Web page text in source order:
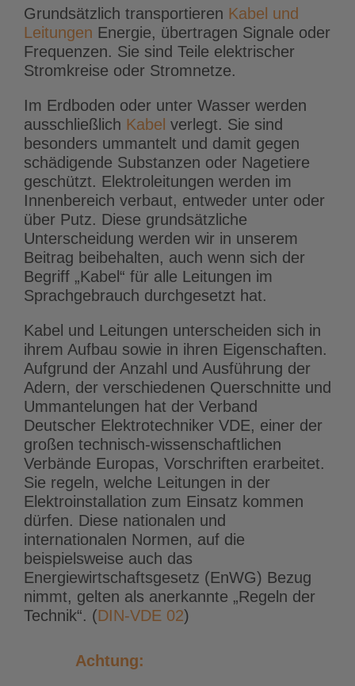
Grundsätzlich transportieren Kabel und
Leitungen Energie, übertragen Signale oder
Frequenzen. Sie sind Teile elektrischer
Stromkreise oder Stromnetze.
Im Erdboden oder unter Wasser werden
ausschließlich Kabel verlegt. Sie sind
besonders ummantelt und damit gegen
schädigende Substanzen oder Nagetiere
geschützt. Elektroleitungen werden im
Innenbereich verbaut, entweder unter oder
über Putz. Diese grundsätzliche
Unterscheidung werden wir in unserem
Beitrag beibehalten, auch wenn sich der
Begriff „Kabel“ für alle Leitungen im
Sprachgebrauch durchgesetzt hat.
Kabel und Leitungen unterscheiden sich in
ihrem Aufbau sowie in ihren Eigenschaften.
Aufgrund der Anzahl und Ausführung der
Adern, der verschiedenen Querschnitte und
Ummantelungen hat der Verband
Deutscher Elektrotechniker VDE, einer der
großen technisch-wissenschaftlichen
Verbände Europas, Vorschriften erarbeitet.
Sie regeln, welche Leitungen in der
Elektroinstallation zum Einsatz kommen
dürfen. Diese nationalen und
internationalen Normen, auf die
beispielsweise auch das
Energiewirtschaftsgesetz (EnWG) Bezug
nimmt, gelten als anerkannte „Regeln der
Technik“. (DIN-VDE 02)
Achtung: